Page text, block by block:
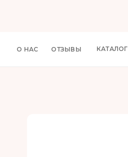
О НАС ОТЗЫВЫ КАТАЛОГ